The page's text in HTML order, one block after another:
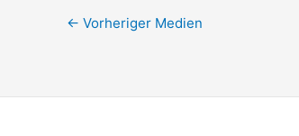
← Vorheriger Medien